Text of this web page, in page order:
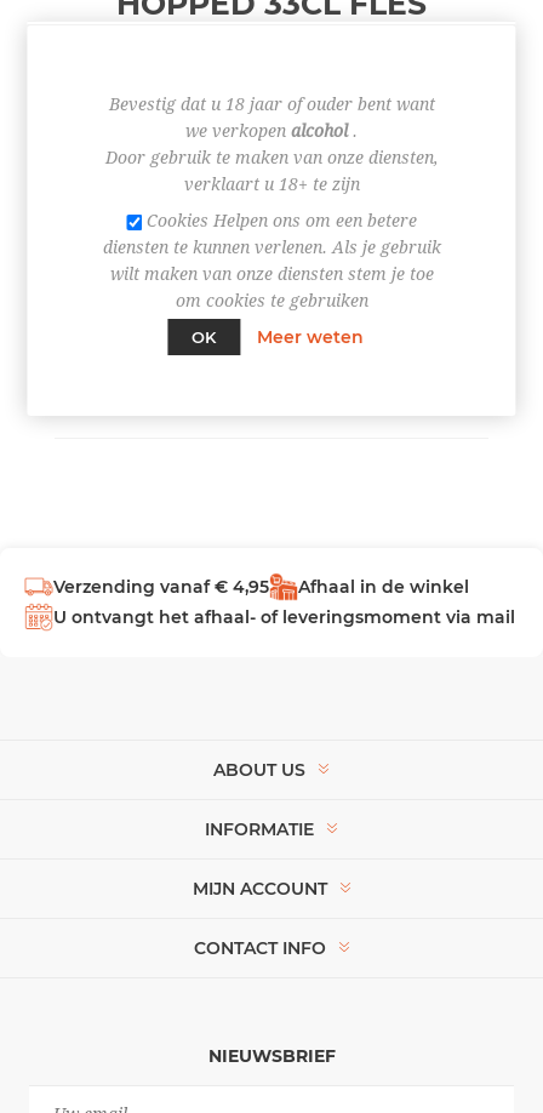
€ 1,87
+
-
BESTEL NU!
Verzending vanaf € 4,95
Afhaal in de winkel
U ontvangt het afhaal- of leveringsmoment via mail
ABOUT US
INFORMATIE
MIJN ACCOUNT
CONTACT INFO
NIEUWSBRIEF
Bevestig dat u 18 jaar of ouder bent want
we verkopen alcohol.
Door gebruik te maken van onze diensten,
verklaart u 18+ te zijn
Cookies Helpen ons om een betere
diensten te kunnen verlenen. Als je gebruik
wilt maken van onze diensten stem je toe
om cookies te gebruiken
OK
Meer weten